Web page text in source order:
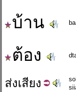
บ้าน
ต้อง
ส่งเสียง